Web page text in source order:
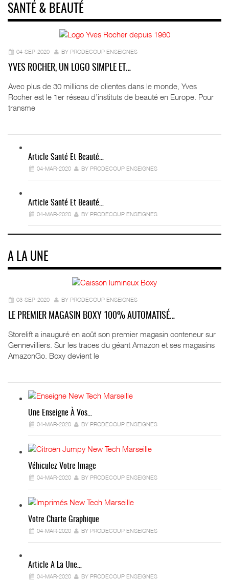
SANTÉ & BEAUTÉ
04-SEP-2020 BY PRODECOUP ENSEIGNES
YVES ROCHER, UN LOGO SIMPLE ET…
Avec plus de 30 millions de clientes dans le monde, Yves
Rocher est le 1er réseau d’instituts de beauté en Europe. Pour
transme
Article Santé Et Beauté…
04-MAR-2020 BY PRODECOUP ENSEIGNES
Article Santé Et Beauté…
04-MAR-2020 BY PRODECOUP ENSEIGNES
A LA UNE
03-SEP-2020 BY PRODECOUP ENSEIGNES
LE PREMIER MAGASIN BOXY 100% AUTOMATISÉ…
Storelift a inauguré en août son premier magasin conteneur sur
Gennevilliers. Sur les traces du géant Amazon et ses magasins
AmazonGo. Boxy devient le
Une Enseigne À Vos…
04-MAR-2020 BY PRODECOUP ENSEIGNES
Véhiculez Votre Image
04-MAR-2020 BY PRODECOUP ENSEIGNES
Votre Charte Graphique
04-MAR-2020 BY PRODECOUP ENSEIGNES
Article A La Une…
04-MAR-2020 BY PRODECOUP ENSEIGNES